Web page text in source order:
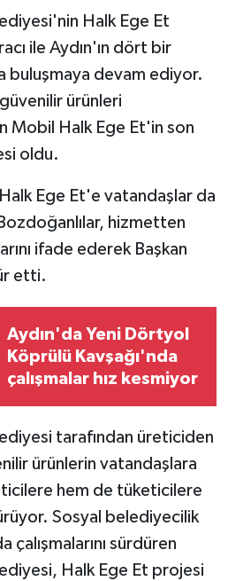
Halk Ege Et
ile Aydın'ın dört bir
buluşmaya devam ediyor.
ürünleri
Mobil Halk Ege Et'in son
oldu.
Ege Et'e vatandaşlar da
hizmetten
ifade ederek Başkan
etti.
Aydın'da Yeni Dörtyol
Köprülü Kavşağı'nda
çalışmalar hız kesmiyor
tarafından üreticiden
ürünlerin vatandaşlara
hem de tüketicilere
Sosyal belediyecilik
çalışmalarını sürdüren
Halk Ege Et projesi